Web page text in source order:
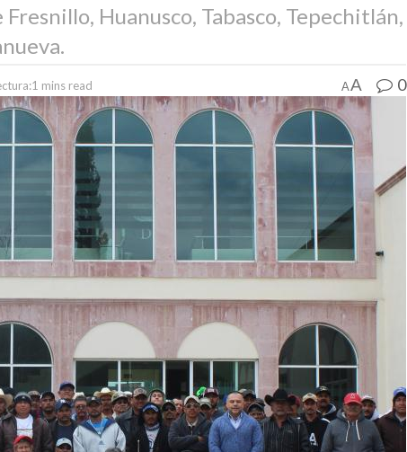
Huanusco, Tabasco, Tepechitlán,
mins read AA 0